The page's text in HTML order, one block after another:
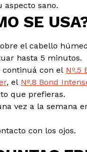
aspecto sano.
SE
el cabello
hasta 5 minutos.
continuá con el Nº.5
, el Nº.8 Bond
que prefieras.
vez a la semana
con los ojos.